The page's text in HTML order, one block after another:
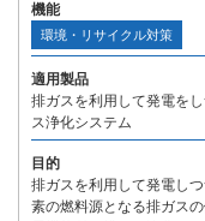
機能
環境・リサイクル対策
適用製品
排ガスを利用して発電を
ス浄化システム
目的
排ガスを利用して発電し
素の燃料源となる排ガス